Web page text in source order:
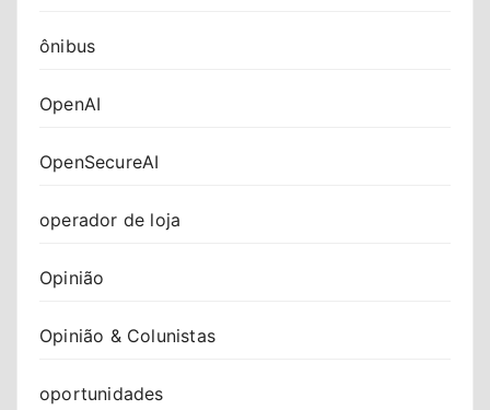
ônibus
OpenAI
OpenSecureAI
operador de loja
Opinião
Opinião & Colunistas
oportunidades